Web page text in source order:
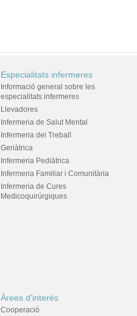
Especialitats infermeres
Informació general sobre les
especialitats infermeres
Llevadores
Infermeria de Salut Mental
Infermeria del Treball
Geriàtrica
Infermeria Pediàtrica
Infermeria Familiar i Comunitària
Infermeria de Cures
Medicoquirúrgiques
Àrees d'interès
Cooperació